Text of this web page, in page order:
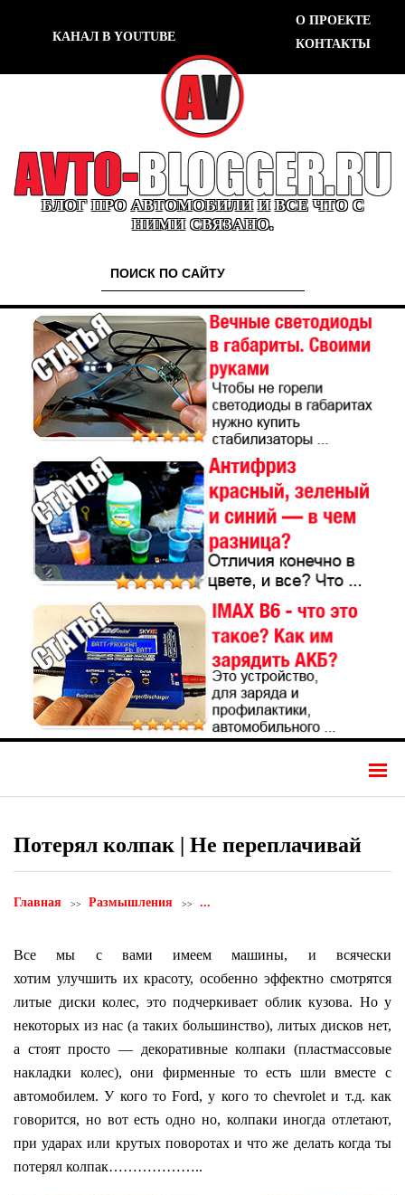
КАНАЛ В YOUTUBE
О ПРОЕКТЕ
КОНТАКТЫ
БЛОГ ПРО АВТОМОБИЛИ И ВСЕ ЧТО С
НИМИ СВЯЗАНО.
Потерял колпак | Не переплачивай
Главная Размышления ...
Все мы с вами имеем машины, и всячески
хотим улучшить их красоту, особенно эффектно смотрятся
литые диски колес, это подчеркивает облик кузова. Но у
некоторых из нас (а таких большинство), литых дисков нет,
а стоят просто — декоративные колпаки (пластмассовые
накладки колес), они фирменные то есть шли вместе с
автомобилем. У кого то Ford, у кого то chevrolet и т.д. как
говорится, но вот есть одно но, колпаки иногда отлетают,
при ударах или крутых поворотах и что же делать когда ты
потерял колпак………………..